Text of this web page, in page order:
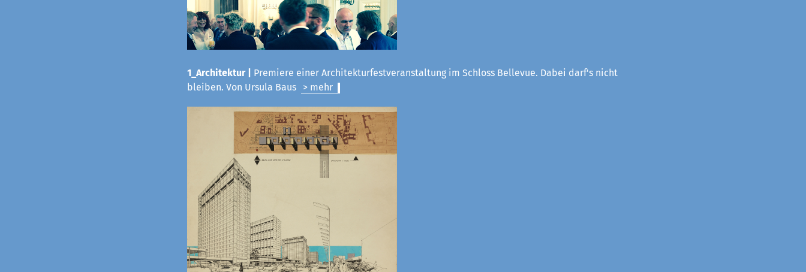
1_Architektur |
Premiere einer Architekturfestveranstaltung im Schloss Bellevue. Dabei darf's nicht
bleiben. Von Ursula Baus
> mehr